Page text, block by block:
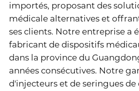
importés, proposant des
médicale alternatives et
ses clients. Notre entreprise a
fabricant de dispositifs
dans la province du
années consécutives. Notre
d'injecteurs et de seringues